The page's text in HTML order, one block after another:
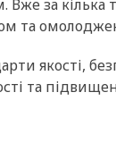
за кілька
та
якості,
та